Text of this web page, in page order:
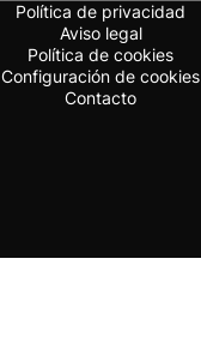
Política de privacidad
Aviso legal
Política de cookies
Configuración de cookies
Contacto